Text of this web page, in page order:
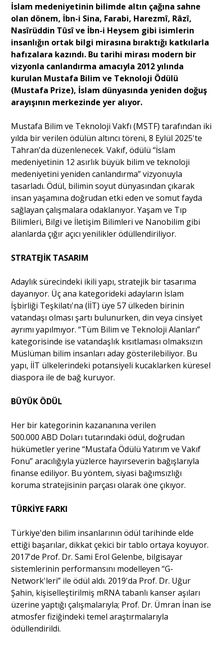
Dünya
Yorum - Analiz
Söyleşi
Portre
Yazarlar
Eğitim
Dosya Haber
Ankara Analiz
Sağlık
İslam medeniyetinin bilimde altın çağına sahne
olan dönem, İbn-i Sina, Farabi, Harezmî, Râzî,
Nasîrüddin Tûsî ve İbn-i Heysem gibi isimlerin
insanlığın ortak bilgi mirasına bıraktığı katkılarla
hafızalara kazındı. Bu tarihi mirası modern bir
vizyonla canlandırma amacıyla 2012 yılında
kurulan Mustafa Bilim ve Teknoloji Ödülü
(Mustafa Prize), İslam dünyasında yeniden doğuş
arayışının merkezinde yer alıyor.
Mustafa Bilim ve Teknoloji Vakfı (MSTF) tarafından iki
yılda bir verilen ödülün altıncı töreni, 8 Eylül 2025'te
Tahran'da düzenlenecek. Vakıf, ödülü “İslam
medeniyetinin 12 asırlık büyük bilim ve teknoloji
medeniyetini yeniden canlandırma” vizyonuyla
tasarladı. Ödül, bilimin soyut dünyasından çıkarak
insan yaşamına doğrudan etki eden ve somut fayda
sağlayan çalışmalara odaklanıyor. Yaşam ve Tıp
Bilimleri, Bilgi ve İletişim Bilimleri ve Nanobilim gibi
alanlarda çığır açıcı yenilikler ödüllendiriliyor.
STRATEJİK TASARIM
Adaylık sürecindeki ikili yapı, stratejik bir tasarıma
dayanıyor. Üç ana kategorideki adayların İslam
İşbirliği Teşkilatı'na (İİT) üye 57 ülkeden birinin
vatandaşı olması şartı bulunurken, din veya cinsiyet
ayrımı yapılmıyor. “Tüm Bilim ve Teknoloji Alanları”
kategorisinde ise vatandaşlık kısıtlaması olmaksızın
Müslüman bilim insanları aday gösterilebiliyor. Bu
yapı, İİT ülkelerindeki potansiyeli kucaklarken küresel
diaspora ile de bağ kuruyor.
BÜYÜK ÖDÜL
Her bir kategorinin kazananına verilen
500.000ABD Doları tutarındaki ödül, doğrudan
hükümetler yerine “Mustafa Ödülü Yatırım ve Vakıf
Fonu” aracılığıyla yüzlerce hayırseverin bağışlarıyla
finanse ediliyor. Bu yöntem, siyasi bağımsızlığı
koruma stratejisinin parçası olarak öne çıkıyor.
TÜRKİYE FARKI
Türkiye'den bilim insanlarının ödül tarihinde elde
ettiği başarılar, dikkat çekici bir tablo ortaya koyuyor.
2017'de Prof. Dr. Sami Erol Gelenbe, bilgisayar
sistemlerinin performansını modelleyen “G-
Network'leri” ile ödül aldı. 2019'da Prof. Dr. Uğur
Şahin, kişiselleştirilmiş mRNA tabanlı kanser aşıları
üzerine yaptığı çalışmalarıyla; Prof. Dr. Ümran İnan ise
atmosfer fiziğindeki temel araştırmalarıyla
ödüllendirildi.